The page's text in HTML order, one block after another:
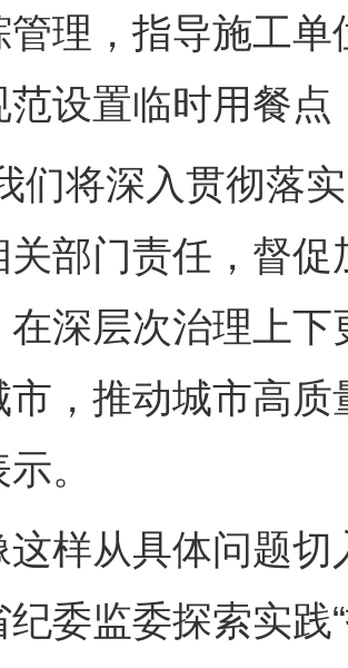
管理，指导施工
范设置临时用餐
将深入贯彻落实
关部门责任，督
在深层次治理上
市，推动城市高
。
从具体问题切
委监委探索实践